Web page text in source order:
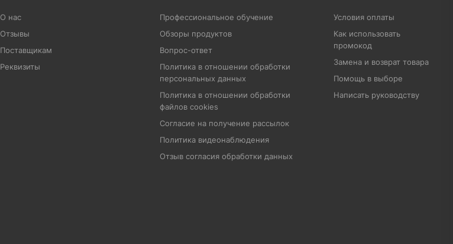
О нас
Отзывы
Поставщикам
Реквизиты
Профессиональное обучение
Обзоры продуктов
Вопрос-ответ
Политика в отношении обработки
персональных данных
Политика в отношении обработки
файлов cookies
Согласие на получение рассылок
Политика видеонаблюдения
Отзыв согласия обработки данных
Условия оплаты
Как использовать
промокод
Замена и возврат товара
Помощь в выборе
Написать руководству